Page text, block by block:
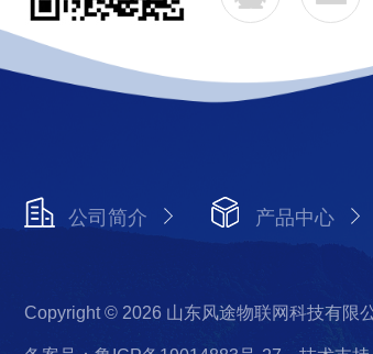
公司简介 产品中心
Copyright © 2026 山东风途物联网科技有限